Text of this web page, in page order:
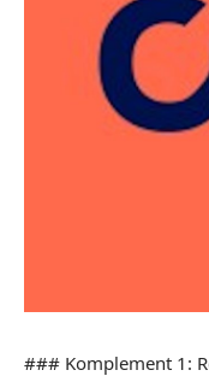
### Komplement 1: